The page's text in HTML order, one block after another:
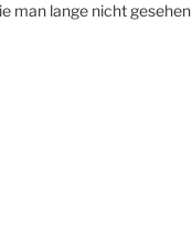
man lange nicht gesehen